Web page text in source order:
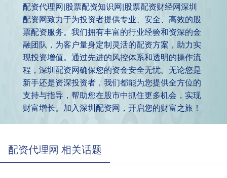
配资代理网|股票配资知识网|股票配资财经网深圳
配资网致力于为投资者提供专业、安全、高效的股
票配资服务。我们拥有丰富的行业经验和资深的金
融团队，为客户量身定制灵活的配资方案，助力实
现投资增值。通过先进的风控体系和透明的操作流
程，深圳配资网确保您的资金安全无忧。无论您是
新手还是资深投资者，我们都能为您提供全方位的
支持与指导，帮助您在股市中抓住更多机会，实现
财富增长。加入深圳配资网，开启您的财富之旅！
配资代理网 相关话题